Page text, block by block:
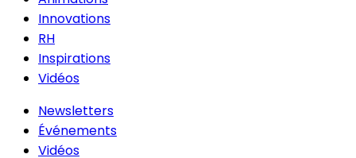
Innovations
RH
Inspirations
Vidéos
Newsletters
Événements
Vidéos